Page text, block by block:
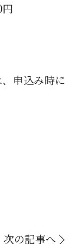
申込み時に
次の記事へ